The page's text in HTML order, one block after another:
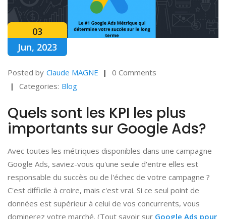
03
Jun, 2023
Posted by Claude MAGNE
0 Comments
Categories: Blog
Quels sont les KPI les plus
importants sur Google Ads?
Avec toutes les métriques disponibles dans une campagne
Google Ads, saviez-vous qu'une seule d'entre elles est
responsable du succès ou de l'échec de votre campagne ?
C'est difficile à croire, mais c'est vrai. Si ce seul point de
données est supérieur à celui de vos concurrents, vous
dominerez votre marché. (Tout savoir sur Google Ads pour